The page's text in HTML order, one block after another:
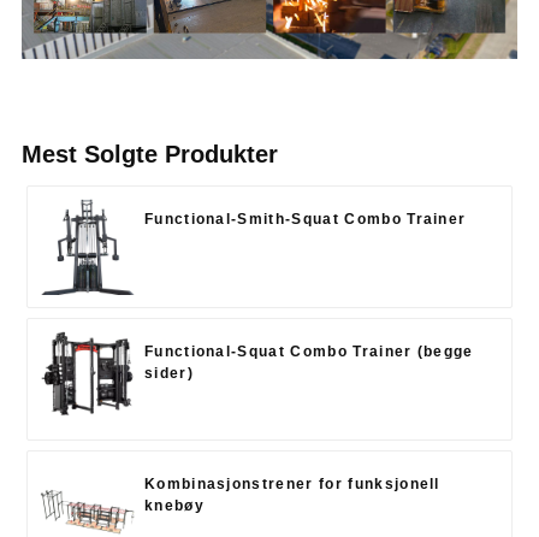
Mest Solgte Produkter
Functional-Smith-Squat Combo Trainer
Functional-Squat Combo Trainer (begge
sider)
Kombinasjonstrener for funksjonell
knebøy